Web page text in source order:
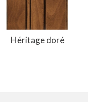
Héritage doré